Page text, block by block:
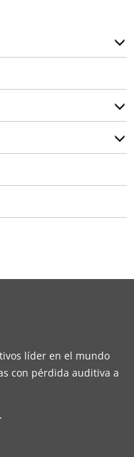
líder en el mundo
con pérdida auditiva a